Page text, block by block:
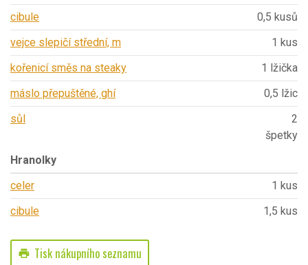
cibule
0,5 kusů
vejce slepičí střední, m
1 kus
kořenicí směs na steaky
1 lžička
máslo přepuštěné, ghí
0,5 lžic
sůl
2
špetky
Hranolky
celer
1 kus
cibule
1,5 kus
print Tisk nákupního seznamu